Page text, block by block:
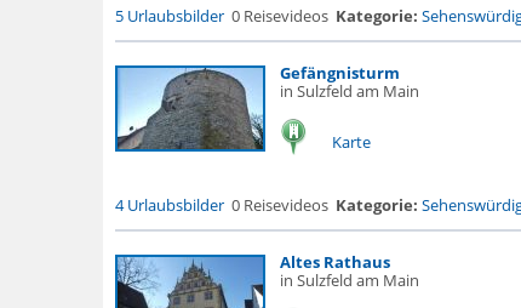
5 Urlaubsbilder 0 Reisevideos Kategorie:
Gefängnisturm
in Sulzfeld am Main
Karte
4 Urlaubsbilder 0 Reisevideos Kategorie:
Altes Rathaus
in Sulzfeld am Main